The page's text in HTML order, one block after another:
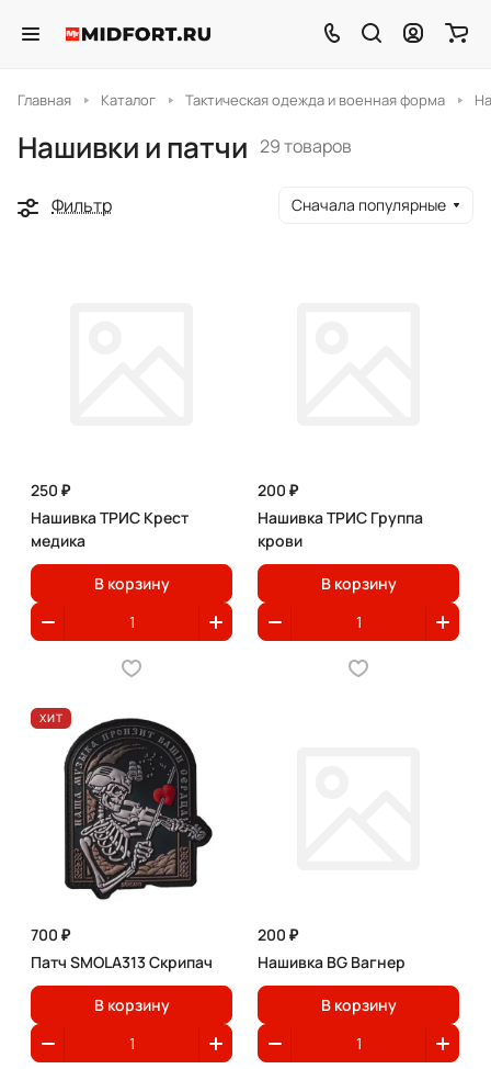
Главная Каталог Тактическая одежда и военная форма
Нашивки и патчи 29 товаров
Фильтр Сначала популярные
250 ₽
Нашивка ТРИС Крест
медика
В корзину
200 ₽
Нашивка ТРИС Группа
крови
В корзину
ХИТ
700 ₽
Патч SMOLA313 Скрипач
В корзину
200 ₽
Нашивка BG Вагнер
В корзину